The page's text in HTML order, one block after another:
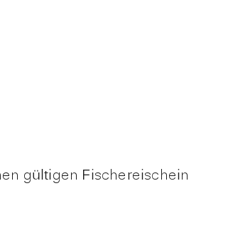
gültigen Fischereischein